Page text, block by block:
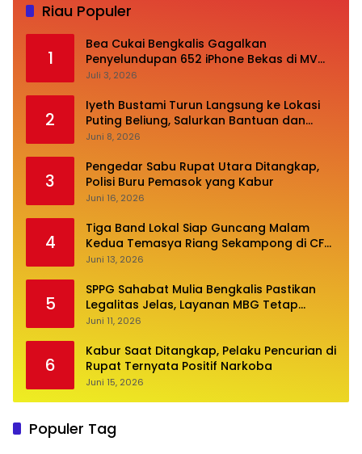
Riau Populer
1
Bea Cukai Bengkalis Gagalkan
Penyelundupan 652 iPhone Bekas di MV
Oceanna 5
Juli 3, 2026
2
Iyeth Bustami Turun Langsung ke Lokasi
Puting Beliung, Salurkan Bantuan dan
Desak Perbaikan Infrastruktur
Juni 8, 2026
3
Pengedar Sabu Rupat Utara Ditangkap,
Polisi Buru Pemasok yang Kabur
Juni 16, 2026
4
Tiga Band Lokal Siap Guncang Malam
Kedua Temasya Riang Sekampong di CFN
Jalan Pembangunan
Juni 13, 2026
5
SPPG Sahabat Mulia Bengkalis Pastikan
Legalitas Jelas, Layanan MBG Tetap
Optimal
Juni 11, 2026
6
Kabur Saat Ditangkap, Pelaku Pencurian di
Rupat Ternyata Positif Narkoba
Juni 15, 2026
Populer Tag